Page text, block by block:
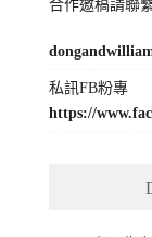
合作邀稿請聯
私訊FB粉專
https://